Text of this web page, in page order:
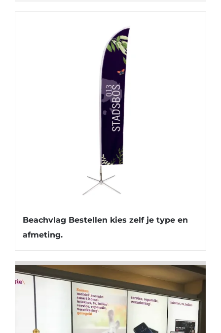
Beachvlag Bestellen kies zelf je type en
afmeting.